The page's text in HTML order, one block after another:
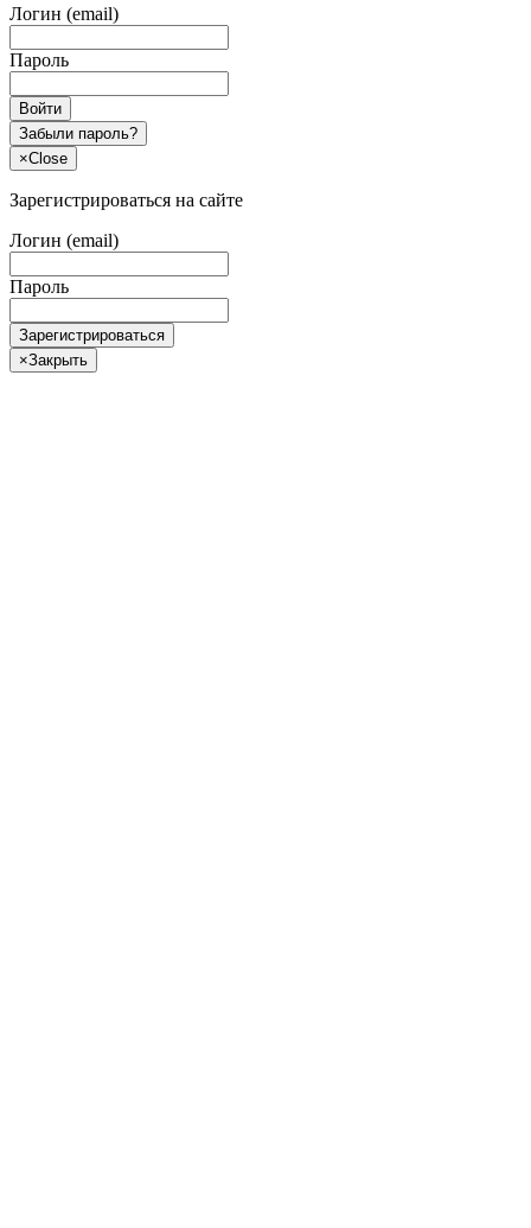
Логин (email)
Пароль
Войти
Забыли пароль?
×Close
Зарегистрироваться на сайте
Логин (email)
Пароль
Зарегистрироваться
×Закрыть